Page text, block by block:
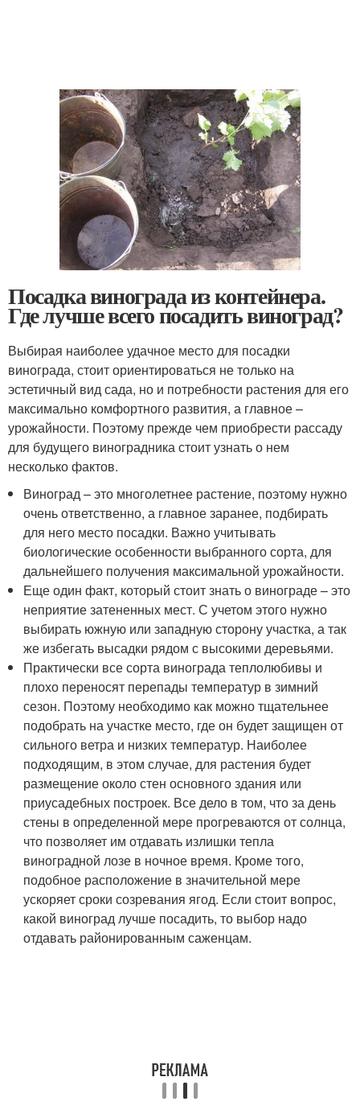
Посадка винограда из контейнера.
Где лучше всего посадить виноград?
Выбирая наиболее удачное место для посадки
винограда, стоит ориентироваться не только на
эстетичный вид сада, но и потребности растения для его
максимально комфортного развития, а главное –
урожайности. Поэтому прежде чем приобрести рассаду
для будущего виноградника стоит узнать о нем
несколько фактов.
Виноград – это многолетнее растение, поэтому нужно
очень ответственно, а главное заранее, подбирать
для него место посадки. Важно учитывать
биологические особенности выбранного сорта, для
дальнейшего получения максимальной урожайности.
Еще один факт, который стоит знать о винограде – это
неприятие затененных мест. С учетом этого нужно
выбирать южную или западную сторону участка, а так
же избегать высадки рядом с высокими деревьями.
Практически все сорта винограда теплолюбивы и
плохо переносят перепады температур в зимний
сезон. Поэтому необходимо как можно тщательнее
подобрать на участке место, где он будет защищен от
сильного ветра и низких температур. Наиболее
подходящим, в этом случае, для растения будет
размещение около стен основного здания или
приусадебных построек. Все дело в том, что за день
стены в определенной мере прогреваются от солнца,
что позволяет им отдавать излишки тепла
виноградной лозе в ночное время. Кроме того,
подобное расположение в значительной мере
ускоряет сроки созревания ягод. Если стоит вопрос,
какой виноград лучше посадить, то выбор надо
отдавать районированным саженцам.